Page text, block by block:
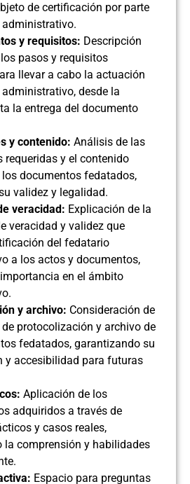
de certificación por parte
y requisitos: Descripción
pasos y requisitos
llevar a cabo la actuación
desde la
la entrega del documento
y contenido: Análisis de las
requeridas y el contenido
los documentos fedatados,
validez y legalidad.
veracidad: Explicación de la
veracidad y validez que
del fedatario
a los actos y documentos,
en el ámbito
y archivo: Consideración de
de protocolización y archivo de
fedatados, garantizando su
y accesibilidad para futuras
Aplicación de los
adquiridos a través de
y casos reales,
la comprensión y habilidades
Espacio para preguntas